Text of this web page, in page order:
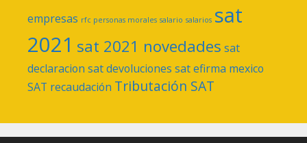
empresas rfc personas morales salario salarios sat
2021 sat 2021 novedades sat
declaracion sat devoluciones sat efirma mexico
SAT recaudación Tributación SAT